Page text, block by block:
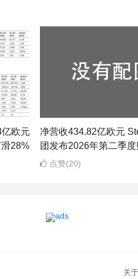
欧元
滑28%
净营收434.82亿欧元
团发布2026年第二季
点赞(20)
关